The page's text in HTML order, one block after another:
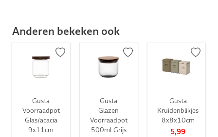
Anderen bekeken ook
Gusta
Voorraadpot
Glas/acacia
9x11cm
Gusta
Glazen
Voorraadpot
500ml Grijs
Gusta
Kruidenblikjes
8x8x10cm
5,99